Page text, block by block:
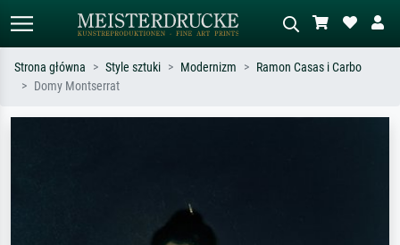
Strona główna Style sztuki Modernizm
Ramon Casas i Carbo
Domy Montserrat